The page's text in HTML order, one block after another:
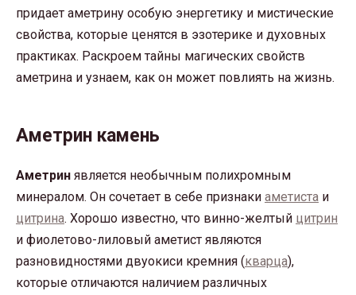
придает аметрину особую энергетику и мистические
свойства, которые ценятся в эзотерике и духовных
практиках. Раскроем тайны магических свойств
аметрина и узнаем, как он может повлиять на жизнь.
Аметрин камень
Аметрин является необычным полихромным
минералом. Он сочетает в себе признаки аметиста и
цитрина. Хорошо известно, что винно-желтый цитрин
и фиолетово-лиловый аметист являются
разновидностями двуокиси кремния (кварца),
которые отличаются наличием различных